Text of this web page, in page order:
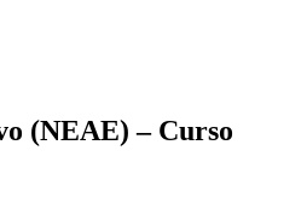
(NEAE) – Curso